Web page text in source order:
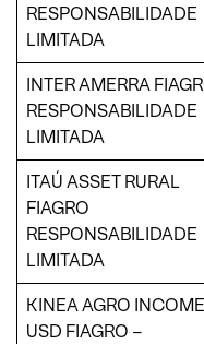
RESPONSABILIDADE
LIMITADA
INTER AMERRA
RESPONSABILIDADE
LIMITADA
ITAÚ ASSET RURAL
FIAGRO
RESPONSABILIDADE
LIMITADA
KINEA AGRO INCOME
USD FIAGRO –